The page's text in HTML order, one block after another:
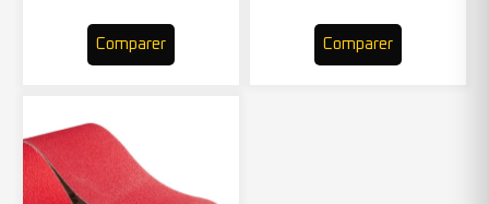
Comparer Comparer